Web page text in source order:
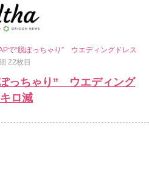
で“脱ぽっちゃり” ウエディングドレス
22枚目
っちゃり” ウエディング
ロ減